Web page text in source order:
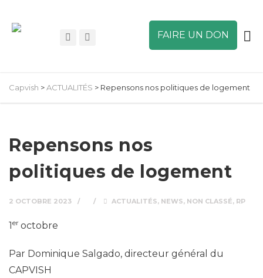
FAIRE UN DON
Capvish >ACTUALITÉS > Repensons nos politiques de logement
Repensons nos
politiques de logement
2 OCTOBRE 2023 ACTUALITÉS, NEWS, NON CLASSÉ, RP
1er octobre
Par Dominique Salgado, directeur général du
CAPVISH